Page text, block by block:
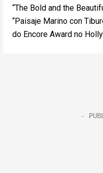
“The Bold and the
“Paisaje Marino con
do Encore Award no